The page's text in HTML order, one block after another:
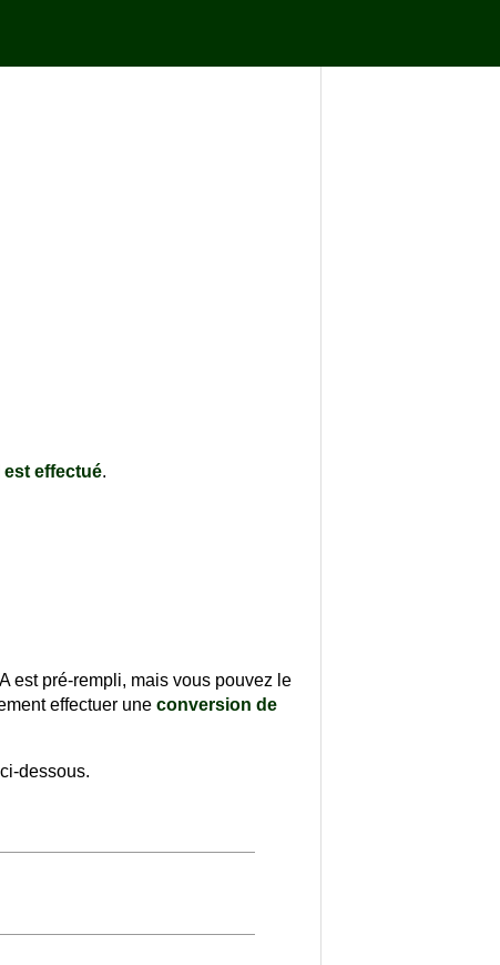
est effectué.
est pré-rempli, mais vous pouvez le
effectuer une conversion de
dessous.